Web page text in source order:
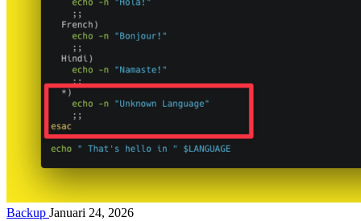
Backup Januari 24, 2026